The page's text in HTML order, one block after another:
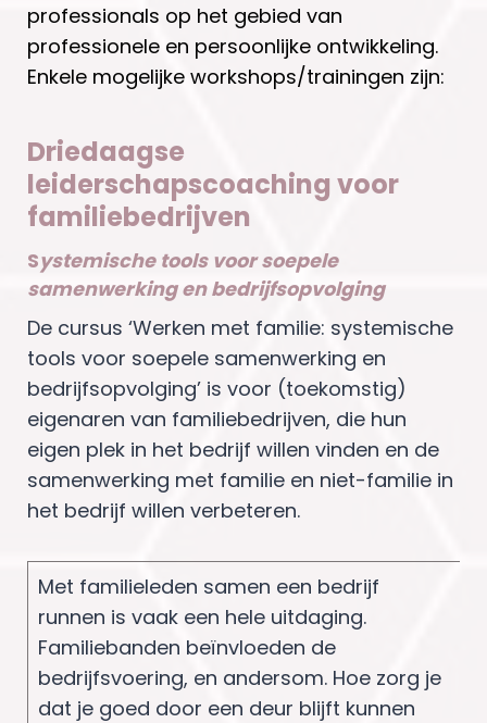
professionals op het gebied van
professionele en persoonlijke ontwikkeling.
Enkele mogelijke workshops/trainingen zijn:
Driedaagse
leiderschapscoaching voor
familiebedrijven
Systemische tools voor soepele
samenwerking en bedrijfsopvolging
De cursus ‘Werken met familie: systemische
tools voor soepele samenwerking en
bedrijfsopvolging’ is voor (toekomstig)
eigenaren van familiebedrijven, die hun
eigen plek in het bedrijf willen vinden en de
samenwerking met familie en niet-familie in
het bedrijf willen verbeteren.
Met familieleden samen een bedrijf
runnen is vaak een hele uitdaging.
Familiebanden beïnvloeden de
bedrijfsvoering, en andersom. Hoe zorg je
dat je goed door een deur blijft kunnen